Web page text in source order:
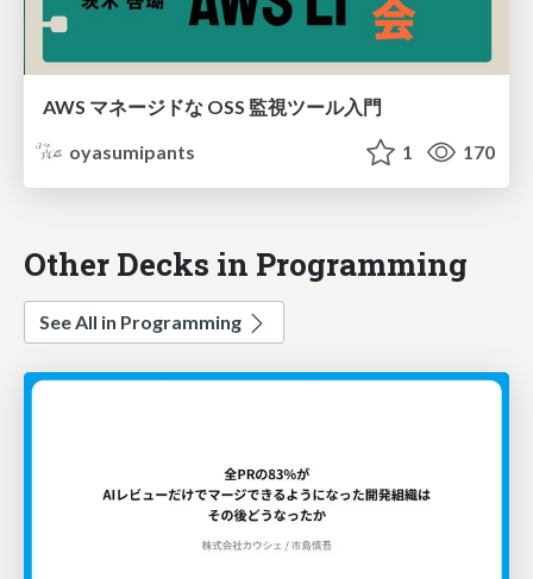
AWS マネージドな OSS 監視ツール入門
oyasumipants
1 170
Other Decks in Programming
See All in Programming